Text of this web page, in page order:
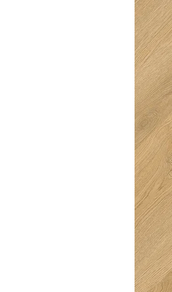
hapje en een drankje
erbij. Top prijzen en
vriendelijke mensen